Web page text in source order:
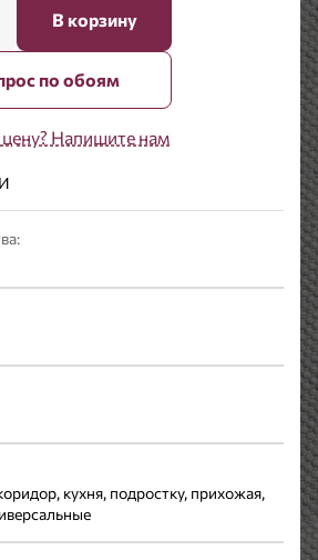
В корзину
по обоям
Напишите нам
кухня, подростку, прихожая,